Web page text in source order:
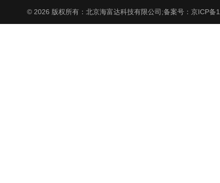
© 2026 版权所有：北京海富达科技有限公司;备案号：京ICP备